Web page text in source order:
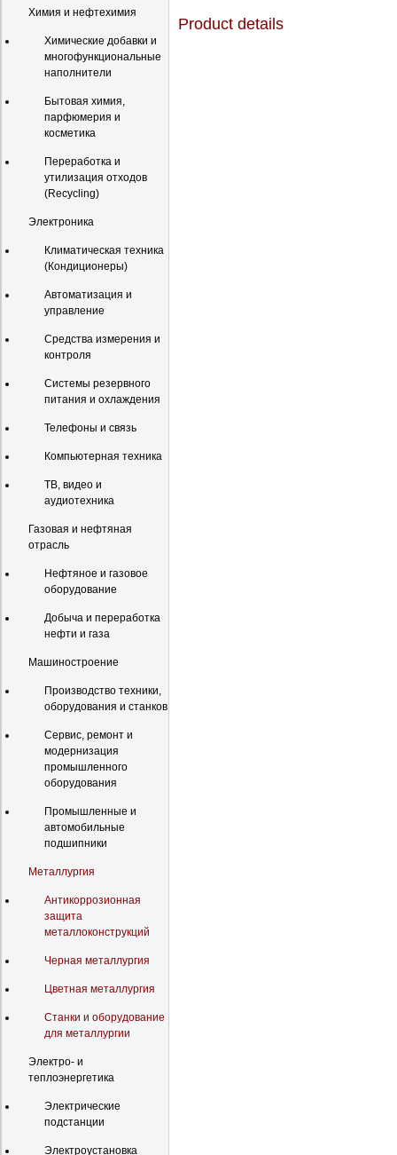
Химия и нефтехимия
Химические добавки и
многофункциональные
наполнители
Бытовая химия,
парфюмерия и
косметика
Переработка и
утилизация отходов
(Recycling)
Электроника
Климатическая техника
(Кондиционеры)
Автоматизация и
управление
Средства измерения и
контроля
Системы резервного
питания и охлаждения
Телефоны и связь
Компьютерная техника
ТВ, видео и
аудиотехника
Газовая и нефтяная
отрасль
Нефтяное и газовое
оборудование
Добыча и переработка
нефти и газа
Машиностроение
Производство техники,
оборудования и станков
Сервис, ремонт и
модернизация
промышленного
оборудования
Промышленные и
автомобильные
подшипники
Металлургия
Антикоррозионная
защита
металлоконструкций
Черная металлургия
Цветная металлургия
Станки и оборудование
для металлургии
Электро- и
теплоэнергетика
Электрические
подстанции
Электроустановка
Product details